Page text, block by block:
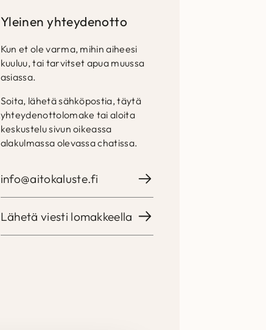
Yleinen yhteydenotto
Kun et ole varma, mihin aiheesi
kuuluu, tai tarvitset apua muussa
asiassa.
Soita, lähetä sähköpostia, täytä
yhteydenottolomake tai aloita
keskustelu sivun oikeassa
alakulmassa olevassa chatissa.
info@aitokaluste.fi
Lähetä viesti lomakkeella